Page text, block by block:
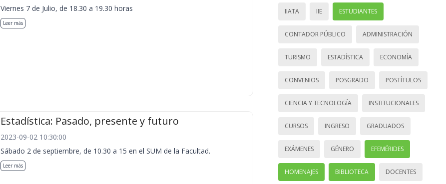
Viernes 7 de Julio, de 18.30 a 19.30 horas
Leer más
Estadística: Pasado, presente y futuro
2023-09-02 10:30:00
Sábado 2 de septiembre, de 10.30 a 15 en el SUM de la Facultad.
Leer más
IIATA IIE ESTUDIANTES
CONTADOR PÚBLICO ADMINISTRACIÓN
TURISMO ESTADÍSTICA ECONOMÍA
CONVENIOS POSGRADO POSTÍTULOS
CIENCIA Y TECNOLOGÍA INSTITUCIONALES
CURSOS INGRESO GRADUADOS
EXÁMENES GÉNERO EFEMÉRIDES
HOMENAJES BIBLIOTECA DOCENTES